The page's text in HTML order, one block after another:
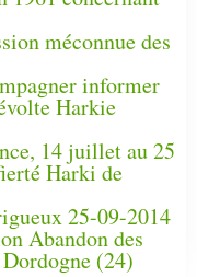
méconnue des
informer
Harkie
14 juillet au 25
Harki de
25-09-2014
Abandon des
(24)